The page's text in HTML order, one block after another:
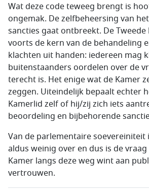
Wat deze code teweeg brengt is
ongemak. De zelfbeheersing van
sancties gaat ontbreekt. De
voorts de kern van de behandeling
klachten uit handen: iedereen mag
buitenstaanders oordelen over de
terecht is. Het enige wat de Kamer
zeggen. Uiteindelijk bepaalt echter
Kamerlid zelf of hij/zij zich iets
beoordeling en bijbehorende
Van de parlementaire
aldus weinig over en dus is de
Kamer langs deze weg wint aan
vertrouwen.